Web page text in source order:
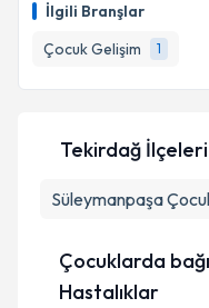
İlgili Branşlar
Çocuk Gelişim
1
takvim
E-posta Adresiniz
Metni'ni
Tekirdağ İlçeleri
Süleymanpaşa
Çocuklarda
Hastalıklar